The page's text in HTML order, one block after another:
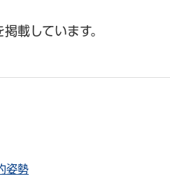
載しています。
姿勢